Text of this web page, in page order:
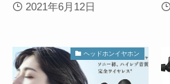
2021年6月12日
ヘッドホンイヤホン